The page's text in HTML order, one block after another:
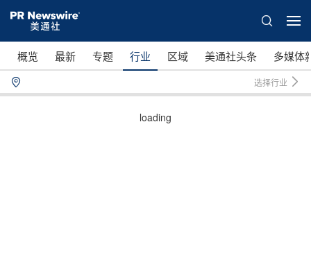
概览 最新 专题 行业 区域 美通社头条 多媒体
选择行业
loading